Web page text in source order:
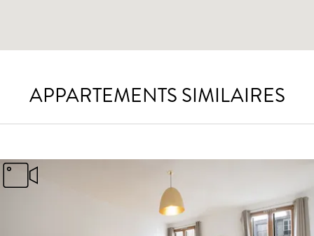
APPARTEMENTS SIMILAIRES